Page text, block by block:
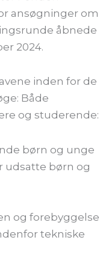
ansøgninger om
åbnede
2024.
inden for de
Både
og studerende:
børn og unge
udsatte børn og
og forebyggelse
tekniske